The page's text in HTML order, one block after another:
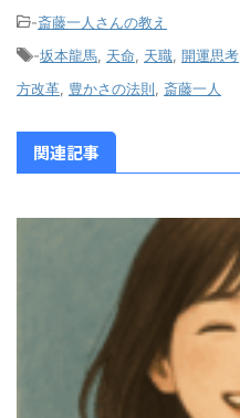
-斎藤一人さんの教え
-坂本龍馬 天命 天職 開運思考
方改革 豊かさの法則 斎藤一人
関連記事